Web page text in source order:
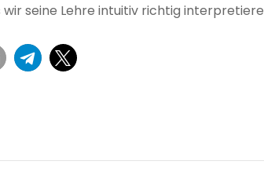
seine Lehre intuitiv richtig